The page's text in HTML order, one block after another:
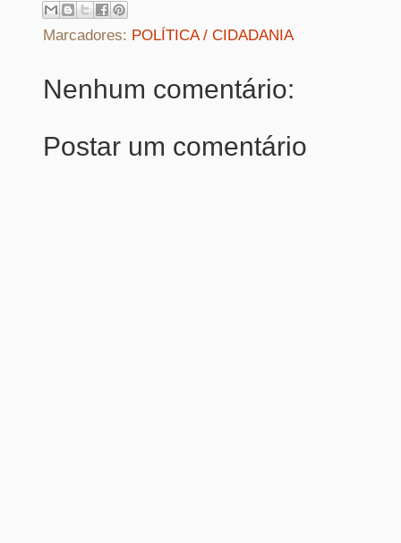
Marcadores: POLÍTICA / CIDADANIA
Nenhum comentário:
Postar um comentário